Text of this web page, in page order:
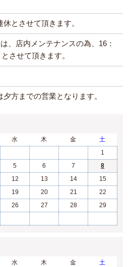
とさせて頂きます。
、店内メンテナンスの為、16：
させて頂きます。
方までの営業となります。
水 木 金
土
1
5 6 7
8
12 13 14
15
19 20 21
22
26 27 28
29
水 木 金 土